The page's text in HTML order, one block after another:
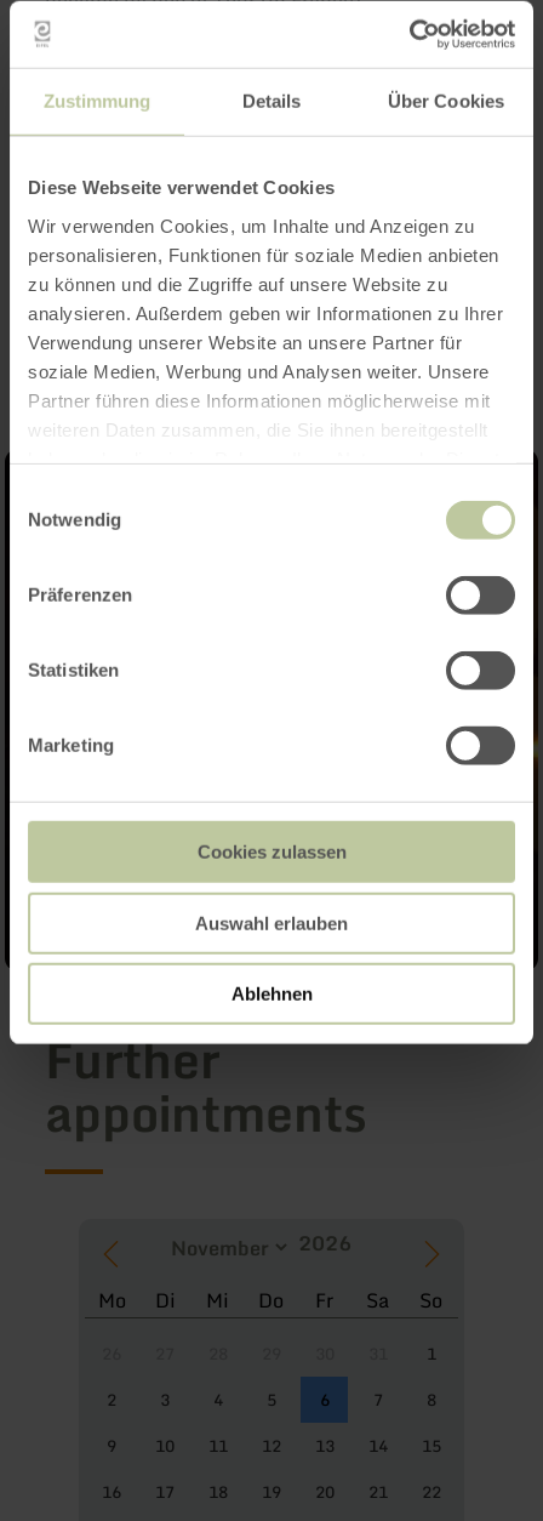
Zustimmung Details Über Cookies
Diese Webseite verwendet Cookies
Wir verwenden Cookies, um Inhalte und Anzeigen zu
personalisieren, Funktionen für soziale Medien anbieten
zu können und die Zugriffe auf unsere Website zu
analysieren. Außerdem geben wir Informationen zu Ihrer
Verwendung unserer Website an unsere Partner für
soziale Medien, Werbung und Analysen weiter. Unsere
Partner führen diese Informationen möglicherweise mit
weiteren Daten zusammen, die Sie ihnen bereitgestellt
Notwendig
Präferenzen
Statistiken
Marketing
Cookies zulassen
Auswahl erlauben
Ablehnen
Traditional St. Martin`s parade where children
and their parents walk with laterns along the
streets, in front of them a man on horse who
became bishop of Tour (in France).
Impressions
Further
appointments
Mo Di Mi Do Fr Sa So
1
2
3 4 5 6 7
8
9
10 11 12 13 14
15
16
17 18 19 20 21
22